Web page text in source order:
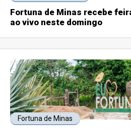
Fortuna de Minas recebe
ao vivo neste domingo
Fortuna de Minas